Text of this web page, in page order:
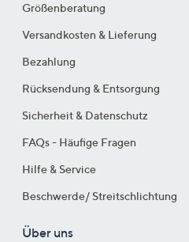
Größenberatung
Versandkosten & Lieferung
Bezahlung
Rücksendung & Entsorgung
Sicherheit & Datenschutz
FAQs - Häufige Fragen
Hilfe & Service
Beschwerde/ Streitschlichtung
Über uns